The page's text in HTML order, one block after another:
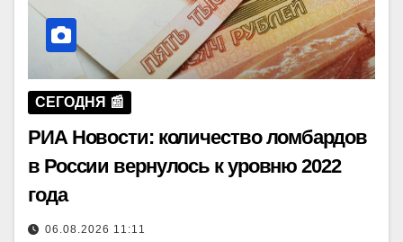
СЕГОДНЯ 📰
РИА Новости: количество ломбардов
в России вернулось к уровню 2022
года
06.08.2026 11:11